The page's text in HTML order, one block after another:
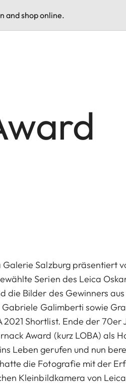
and shop online.
Galerie Salzburg präsentiert
Serien des Leica
die Bilder des Gewinners
Galimberti sowie
2021 Shortlist. Ende der 70er
Award (kurz LOBA) als
Leben gerufen und nun
die Fotografie mit der
Kleinbildkamera von Leica